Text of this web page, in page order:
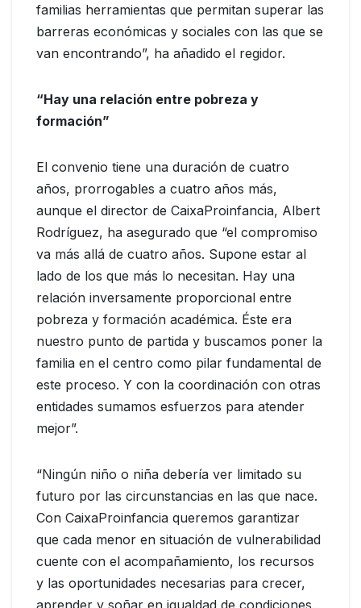
familias herramientas que permitan superar las
barreras económicas y sociales con las que se
van encontrando”, ha añadido el regidor.
“Hay una relación entre pobreza y
formación”
El convenio tiene una duración de cuatro
años, prorrogables a cuatro años más,
aunque el director de CaixaProinfancia, Albert
Rodríguez, ha asegurado que “el compromiso
va más allá de cuatro años. Supone estar al
lado de los que más lo necesitan. Hay una
relación inversamente proporcional entre
pobreza y formación académica. Éste era
nuestro punto de partida y buscamos poner la
familia en el centro como pilar fundamental de
este proceso. Y con la coordinación con otras
entidades sumamos esfuerzos para atender
mejor”.
“Ningún niño o niña debería ver limitado su
futuro por las circunstancias en las que nace.
Con CaixaProinfancia queremos garantizar
que cada menor en situación de vulnerabilidad
cuente con el acompañamiento, los recursos
y las oportunidades necesarias para crecer,
aprender y soñar en igualdad de condiciones.